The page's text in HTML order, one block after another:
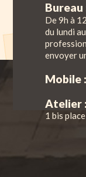
Bureau
De 9h à
du lundi
envoyer
Mobile :
Atelier :
1 bis